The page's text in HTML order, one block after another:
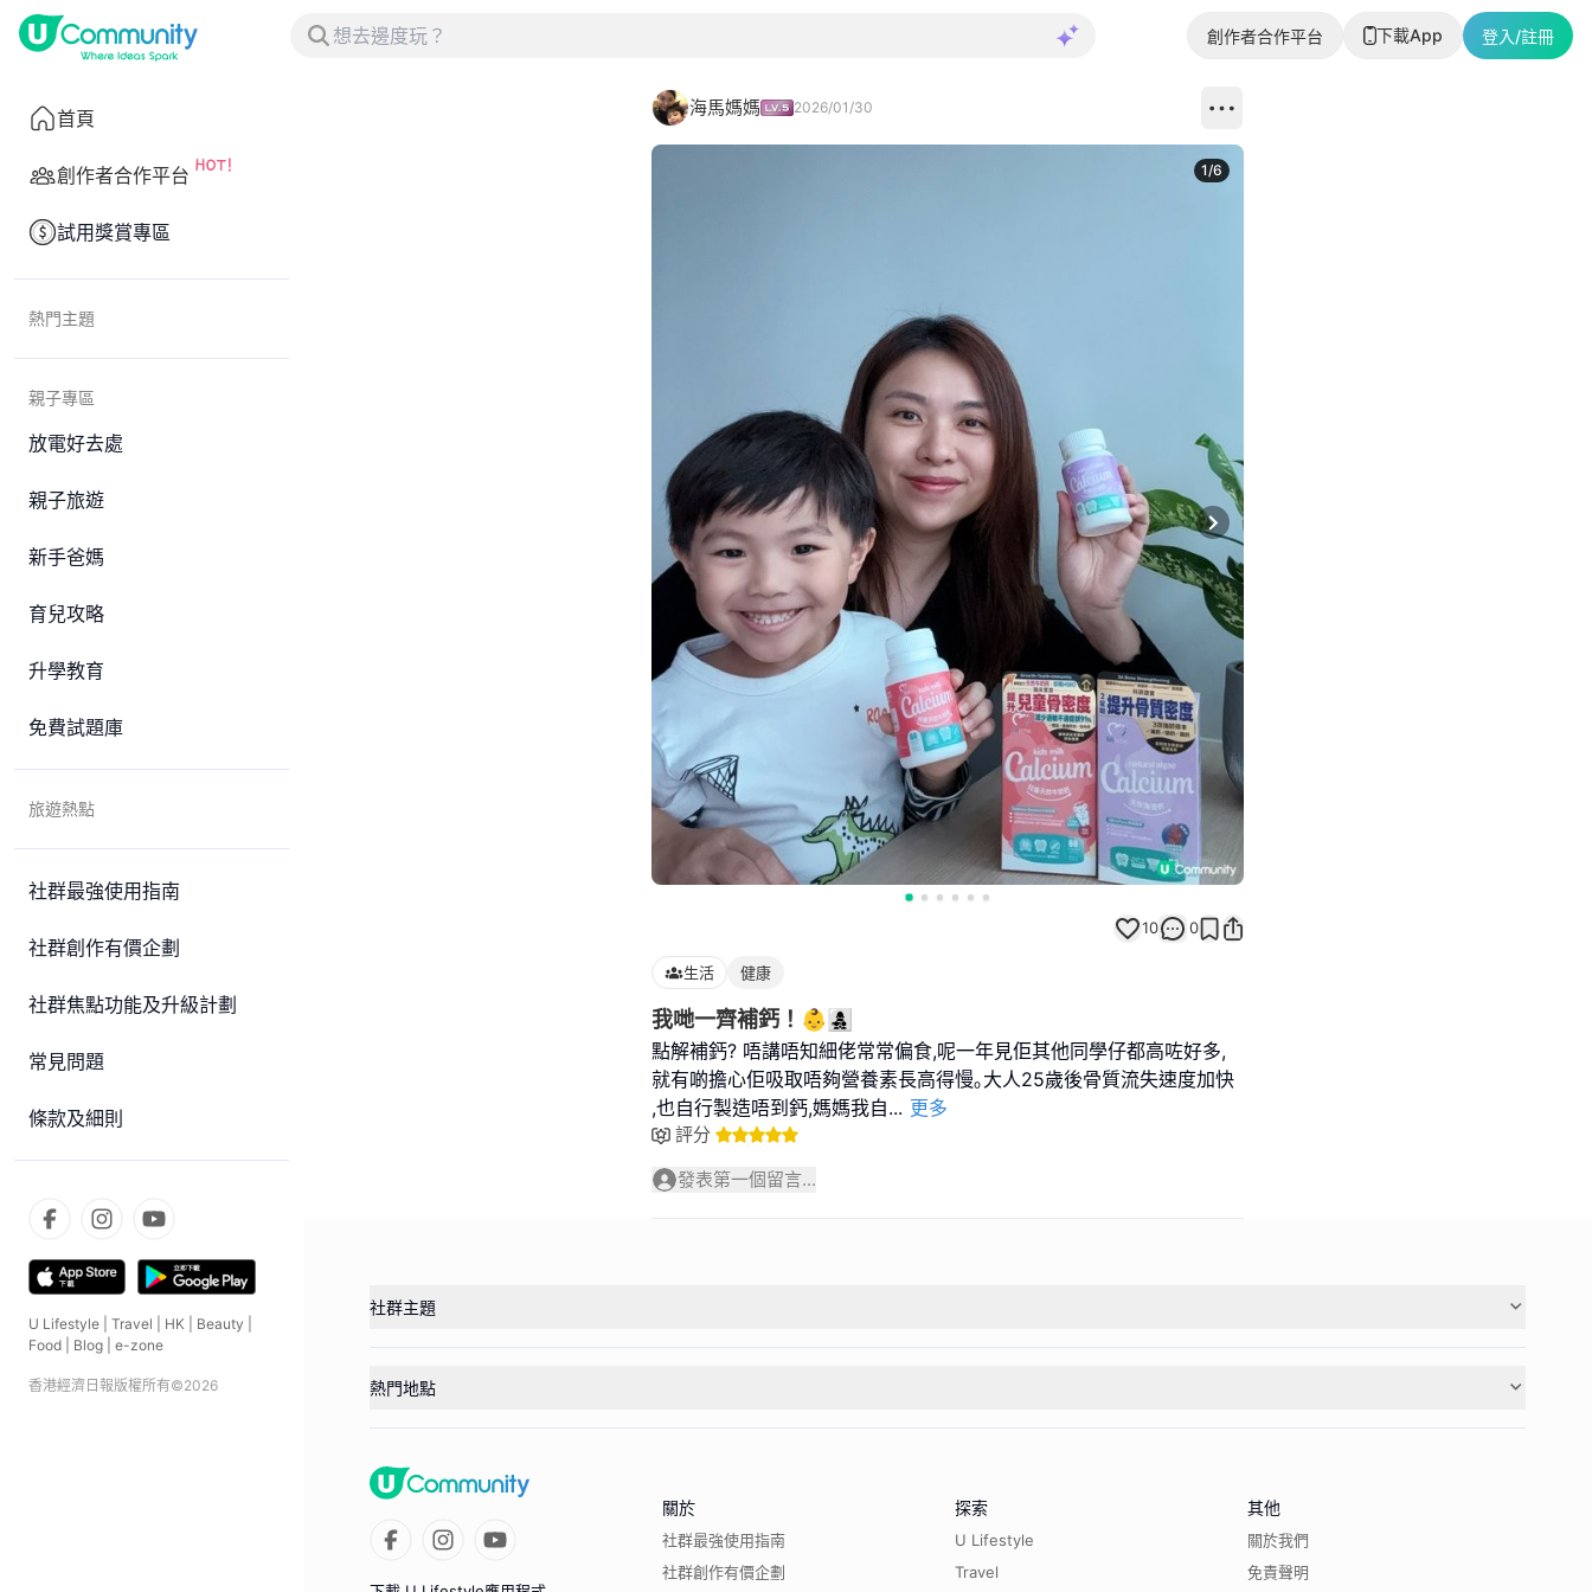
創作者合作平台 下載App 登入/註冊
首頁
創作者合作平台
試用獎賞專區
熱門主題
親子專區
放電好去處
親子旅遊
新手爸媽
育兒攻略
升學教育
免費試題庫
旅遊熱點
社群最強使用指南
社群創作有價企劃
社群焦點功能及升級計劃
常見問題
條款及細則
U Lifestyle Travel HK Beauty
Food
Blog e-zone
香港經濟日報版權所有©2026
海馬媽媽 2026/01/30
Next slide
1/6
10 0
生活 健康
我哋一齊補鈣！👶👩‍👧‍👦
點解補鈣? 唔講唔知細佬常常偏食,呢一年見佢其他同學仔都高咗好多,
就有啲擔心佢吸取唔夠營養素長高得慢｡大人25歲後骨質流失速度加快
,也自行製造唔到鈣,媽媽我自... 更多
評分
發表第一個留言...
社群主題
熱門地點
關於
社群最強使用指南
社群創作有價企劃
探索
U Lifestyle
Travel
其他
關於我們
免責聲明